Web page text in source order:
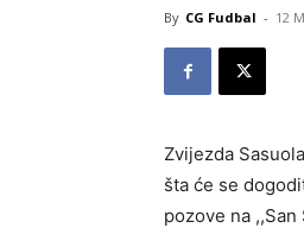
By CG Fudbal - 12
Zvijezda Sasuola
šta će se
pozove na ,,San